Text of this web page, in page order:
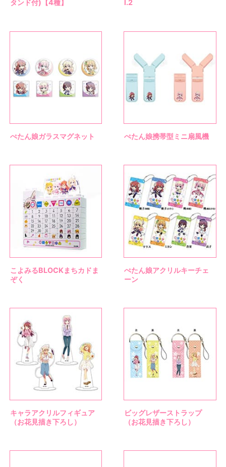
タンド付)【4種】
l.2
ぺたん娘ガラスマグネット ぺたん娘携帯型ミニ扇風機
こよみるBLOCKまちカドま
ぞく
ぺたん娘アクリルキーチェ
ーン
キャラアクリルフィギュア
（お花見描き下ろし）
ビッグレザーストラップ
（お花見描き下ろし）